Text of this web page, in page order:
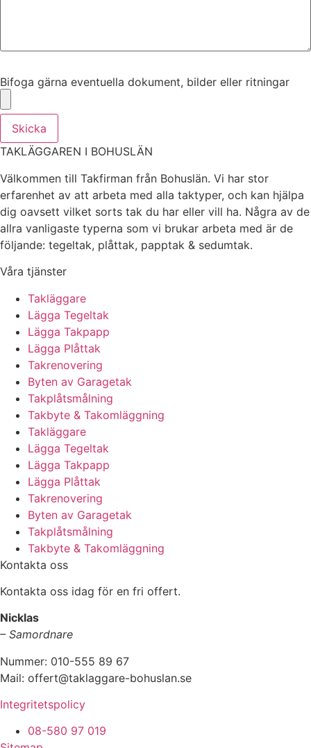
Bifoga gärna eventuella dokument, bilder eller ritningar
Skicka
TAKLÄGGAREN I BOHUSLÄN
Välkommen till Takfirman från Bohuslän. Vi har stor
erfarenhet av att arbeta med alla taktyper, och kan hjälpa
dig oavsett vilket sorts tak du har eller vill ha. Några av de
allra vanligaste typerna som vi brukar arbeta med är de
följande: tegeltak, plåttak, papptak & sedumtak.
Våra tjänster
Takläggare
Lägga Tegeltak
Lägga Takpapp
Lägga Plåttak
Takrenovering
Byten av Garagetak
Takplåtsmålning
Takbyte & Takomläggning
Takläggare
Lägga Tegeltak
Lägga Takpapp
Lägga Plåttak
Takrenovering
Byten av Garagetak
Takplåtsmålning
Takbyte & Takomläggning
Kontakta oss
Kontakta oss idag för en fri offert.
Nicklas
– Samordnare
Nummer: 010-555 89 67
Mail: offert@taklaggare-bohuslan.se
Integritetspolicy
08-580 97 019